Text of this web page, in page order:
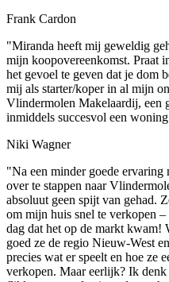
Frank Cardon
"Miranda heeft mij geweldig
mijn koopovereenkomst. Praat
het gevoel te geven dat je dom
mij als starter/koper in al mijn
Vlindermolen Makelaardij, een
inmiddels succesvol een
Niki Wagner
"Na een minder goede ervaring
over te stappen naar
absoluut geen spijt van gehad.
om mijn huis snel te verkopen
dag dat het op de markt
goed ze de regio Nieuw-West
precies wat er speelt en hoe ze
verkopen. Maar eerlijk? Ik